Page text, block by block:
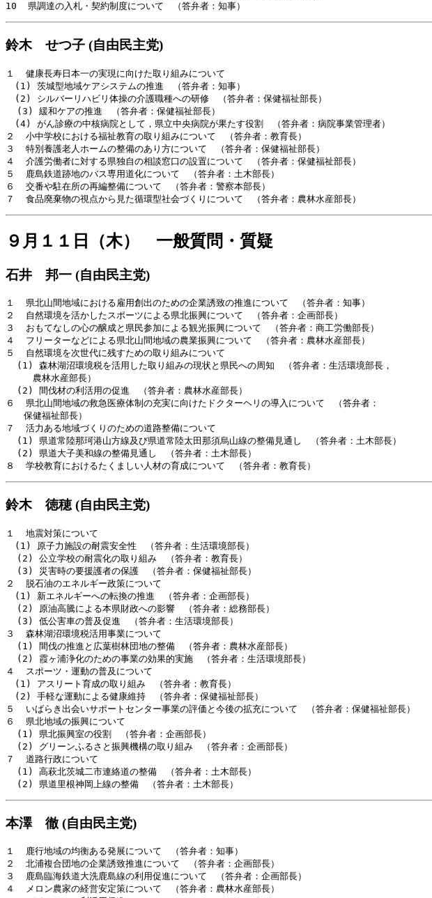
鈴木 せつ子 (自由民主党)
１  健康長寿日本一の実現に向けた取り組みについて
(1) 茨城型地域ケアシステムの推進　（答弁者：知事）
(2) シルバーリハビリ体操の介護職種への研修　（答弁者：保健福祉部長）
  (3) 緩和ケアの推進　（答弁者：保健福祉部長）
(4) がん診療の中核病院として，県立中央病院が果たす役割　（答弁者：病院事業管理者）
２  小中学校における福祉教育の取り組みについて　（答弁者：教育長）
３  特別養護老人ホームの整備のあり方について　（答弁者：保健福祉部長）
４  介護労働者に対する県独自の相談窓口の設置について　（答弁者：保健福祉部長）
５  鹿島鉄道跡地のバス専用道化について　（答弁者：土木部長）
６  交番や駐在所の再編整備について　（答弁者：警察本部長）
９月１１日（木） 一般質問・質疑
石井 邦一 (自由民主党)
１  県北山間地域における雇用創出のための企業誘致の推進について　（答弁者：知事）
２  自然環境を活かしたスポーツによる県北振興について　（答弁者：企画部長）
３  おもてなしの心の醸成と県民参加による観光振興について　（答弁者：商工労働部長）
４  フリーターなどによる県北山間地域の農業振興について　（答弁者：農林水産部長）
５  自然環境を次世代に残すための取り組みについて
  (1) 森林湖沼環境税を活用した取り組みの現状と県民への周知　（答弁者：生活環境部長，
農林水産部長）
  (2) 間伐材の利活用の促進　（答弁者：農林水産部長）
６  県北山間地域の救急医療体制の充実に向けたドクターヘリの導入について　（答弁者：
保健福祉部長）
７  活力ある地域づくりのための道路整備について
  (1) 県道常陸那珂港山方線及び県道常陸太田那須烏山線の整備見通し　（答弁者：土木部長）
  (2) 県道大子美和線の整備見通し　（答弁者：土木部長）
鈴木 徳穂 (自由民主党)
１  地震対策について
(1) 原子力施設の耐震安全性　（答弁者：生活環境部長）
  (2) 公立学校の耐震化の取り組み　（答弁者：教育長）
  (3) 災害時の要援護者の保護　（答弁者：保健福祉部長）
２  脱石油のエネルギー政策について
(1) 新エネルギーへの転換の推進　（答弁者：企画部長）
  (2) 原油高騰による本県財政への影響　（答弁者：総務部長）
  (3) 低公害車の普及促進　（答弁者：生活環境部長）
３  森林湖沼環境税活用事業について
  (1) 間伐の推進と広葉樹林団地の整備　（答弁者：農林水産部長）
  (2) 霞ヶ浦浄化のための事業の効果的実施　（答弁者：生活環境部長）
４  スポーツ・運動の普及について
(1) アスリート育成の取り組み　（答弁者：教育長）
(2) 手軽な運動による健康維持　（答弁者：保健福祉部長）
５  いばらき出会いサポートセンター事業の評価と今後の拡充について　（答弁者：保健福祉部長）
６  県北地域の振興について
  (1) 県北振興室の役割　（答弁者：企画部長）
  (2) グリーンふるさと振興機構の取り組み　（答弁者：企画部長）
７  道路行政について
  (1) 高萩北茨城二市連絡道の整備　（答弁者：土木部長）
本澤 徹 (自由民主党)
１  鹿行地域の均衡ある発展について　（答弁者：知事）
２  北浦複合団地の企業誘致推進について　（答弁者：企画部長）
３  鹿島臨海鉄道大洗鹿島線の利用促進について　（答弁者：企画部長）
４  メロン農家の経営安定策について　（答弁者：農林水産部長）